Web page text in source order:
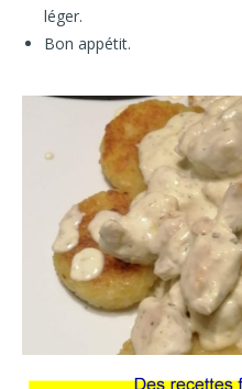
léger.
Bon appétit.